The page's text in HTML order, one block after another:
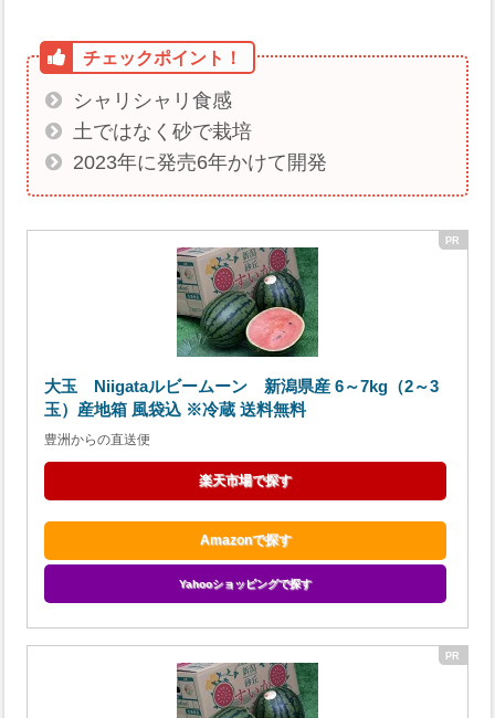
シャリシャリ食感
土ではなく砂で栽培
2023年に発売6年かけて開発
大玉 Niigataルビームーン 新潟県産 6～7kg（2～3
玉）産地箱 風袋込 ※冷蔵 送料無料
豊洲からの直送便
楽天市場で探す
Amazonで探す
Yahooショッピングで探す